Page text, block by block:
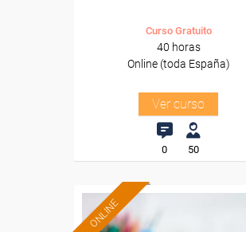
Curso Gratuito
40 horas
Online (toda España)
Ver curso
0 50
ONLINE